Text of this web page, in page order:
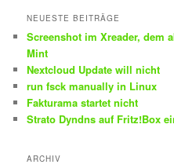
NEUESTE BEITRÄGE
Screenshot im Xreader, dem
Mint
Nextcloud Update will nicht
run fsck manually in Linux
Fakturama startet nicht
Strato Dyndns auf Fritz!Box
ARCHIV